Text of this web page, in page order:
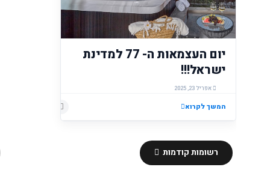
יום העצמאות ה- 77 למדינת
ישראל!!!
אפריל 23, 2025
המשך לקרוא
רשומות קודמות